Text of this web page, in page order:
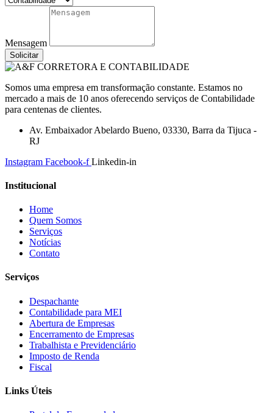
Mensagem
Solicitar
Somos uma empresa em transformação constante. Estamos no
mercado a mais de 10 anos oferecendo serviços de Contabilidade
para centenas de clientes.
Av. Embaixador Abelardo Bueno, 03330, Barra da Tijuca -
RJ
Instagram Facebook-f Linkedin-in
Institucional
Home
Quem Somos
Serviços
Notícias
Contato
Serviços
Despachante
Contabilidade para MEI
Abertura de Empresas
Encerramento de Empresas
Trabalhista e Previdenciário
Imposto de Renda
Fiscal
Links Úteis